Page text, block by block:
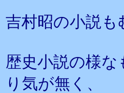
吉村昭の小説
歴史小説の様
り気が無く、